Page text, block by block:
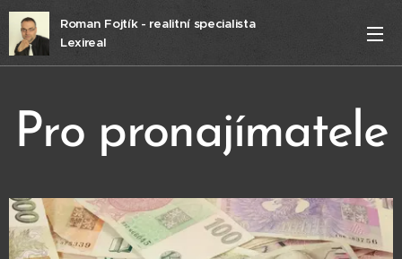
Roman Fojtík - realitní specialista
Lexireal
Pro pronajímatele